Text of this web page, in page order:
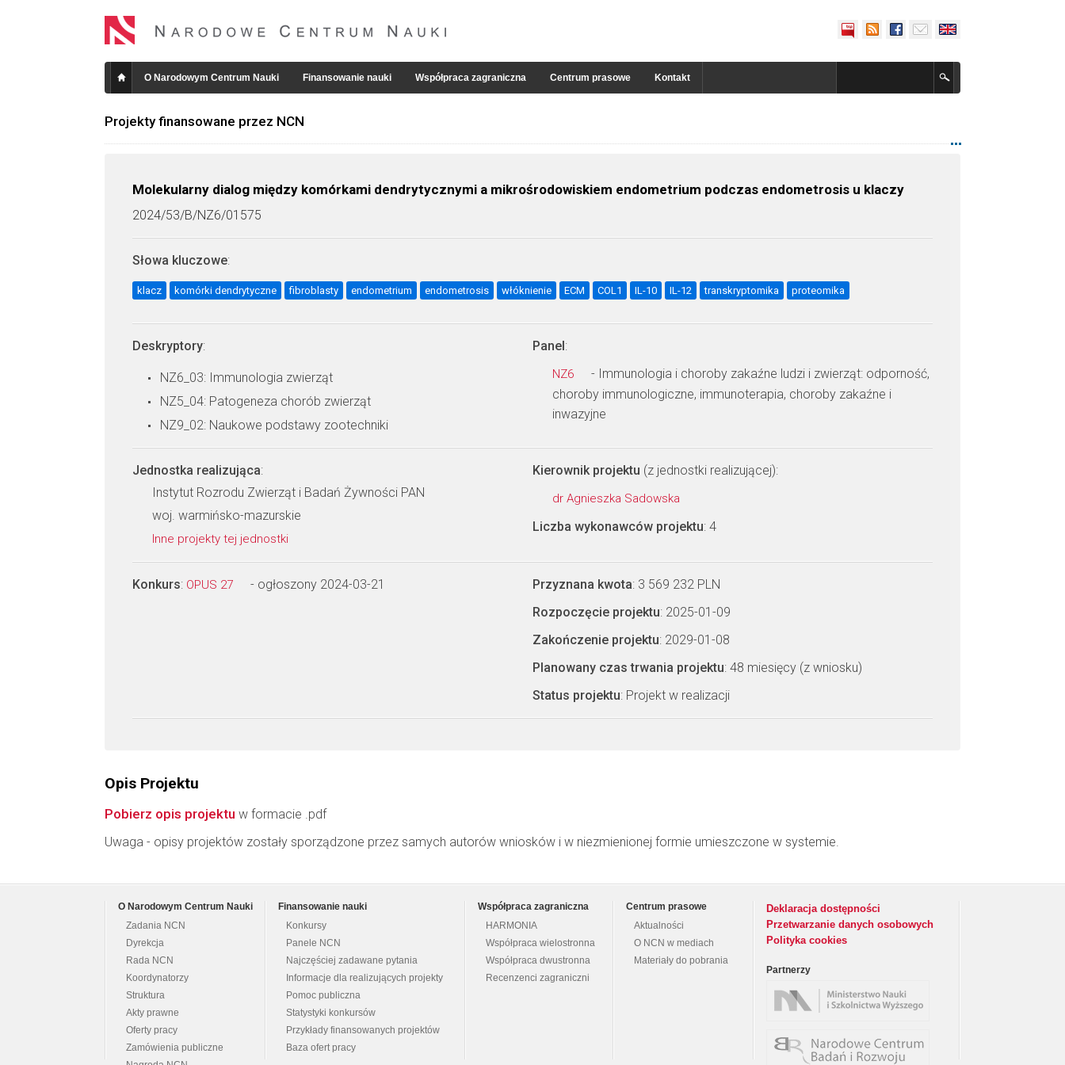
O Narodowym Centrum Nauki Finansowanie nauki Współpraca zagraniczna Centrum prasowe Kontakt
Projekty finansowane przez NCN
Molekularny dialog między komórkami dendrytycznymi a mikrośrodowiskiem endometrium podczas endometrosis u klaczy
2024/53/B/NZ6/01575
Słowa kluczowe:
klacz komórki dendrytyczne fibroblasty endometrium endometrosis włóknienie ECM COL1 IL-10 IL-12 transkryptomika proteomika
Deskryptory:
NZ6_03: Immunologia zwierząt
NZ5_04: Patogeneza chorób zwierząt
NZ9_02: Naukowe podstawy zootechniki
Panel:
NZ6
- Immunologia i choroby zakaźne ludzi i zwierząt: odporność,
choroby immunologiczne, immunoterapia, choroby zakaźne i
inwazyjne
Jednostka realizująca:
Instytut Rozrodu Zwierząt i Badań Żywności PAN
woj. warmińsko-mazurskie
Inne projekty tej jednostki
Kierownik projektu (z jednostki realizującej):
dr Agnieszka Sadowska
Liczba wykonawców projektu: 4
Konkurs: OPUS 27 - ogłoszony 2024-03-21 Przyznana kwota: 3 569 232 PLN
Rozpoczęcie projektu: 2025-01-09
Zakończenie projektu: 2029-01-08
Planowany czas trwania projektu: 48 miesięcy (z wniosku)
Status projektu: Projekt w realizacji
Opis Projektu
Pobierz opis projektu w formacie .pdf
Uwaga - opisy projektów zostały sporządzone przez samych autorów wniosków i w niezmienionej formie umieszczone w systemie.
O Narodowym Centrum Nauki
Zadania NCN
Dyrekcja
Rada NCN
Koordynatorzy
Struktura
Akty prawne
Oferty pracy
Zamówienia publiczne
Finansowanie nauki
Konkursy
Panele NCN
Najczęściej zadawane pytania
Informacje dla realizujących projekty
Pomoc publiczna
Statystyki konkursów
Przykłady finansowanych projektów
Baza ofert pracy
Współpraca zagraniczna
HARMONIA
Współpraca wielostronna
Współpraca dwustronna
Recenzenci zagraniczni
Centrum prasowe
Aktualności
O NCN w mediach
Materiały do pobrania
Deklaracja dostępności
Przetwarzanie danych osobowych
Polityka cookies
Partnerzy